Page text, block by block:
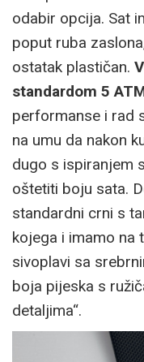
odabir opcija. Sat
poput ruba
ostatak plastičan.
standardom 5
performanse i rad
na umu da nakon
dugo s ispiranjem
oštetiti boju sata.
standardni crni s
kojega i imamo na
sivoplavi sa
boja pijeska s
detaljima“.